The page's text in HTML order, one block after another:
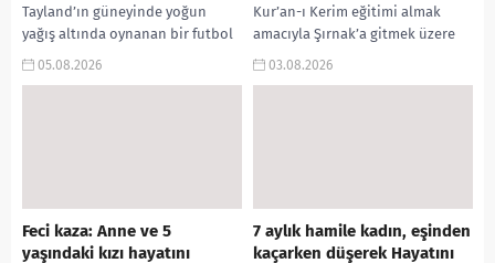
Tayland’ın güneyinde yoğun
yağış altında oynanan bir futbol
karşılaşması sırasında sahaya
05.08.2026
Kur’an-ı Kerim eğitimi almak
amacıyla Şırnak’a gitmek üzere
yola çıkan 13 yaşındaki iki
03.08.2026
Feci kaza: Anne ve 5
yaşındaki kızı hayatını
7 aylık hamile kadın, eşinden
kaçarken düşerek Hayatını